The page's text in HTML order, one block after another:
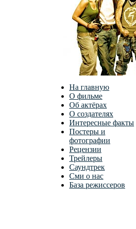
На главную
О фильме
Об актёрах
О создателях
Интересные факты
Постеры и
фотографии
Рецензии
Трейлеры
Саундтрек
Сми о нас
База режиссеров